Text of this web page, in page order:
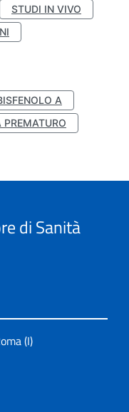
STUDI IN VIVO
A
PREMATURO
di Sanità
(I)